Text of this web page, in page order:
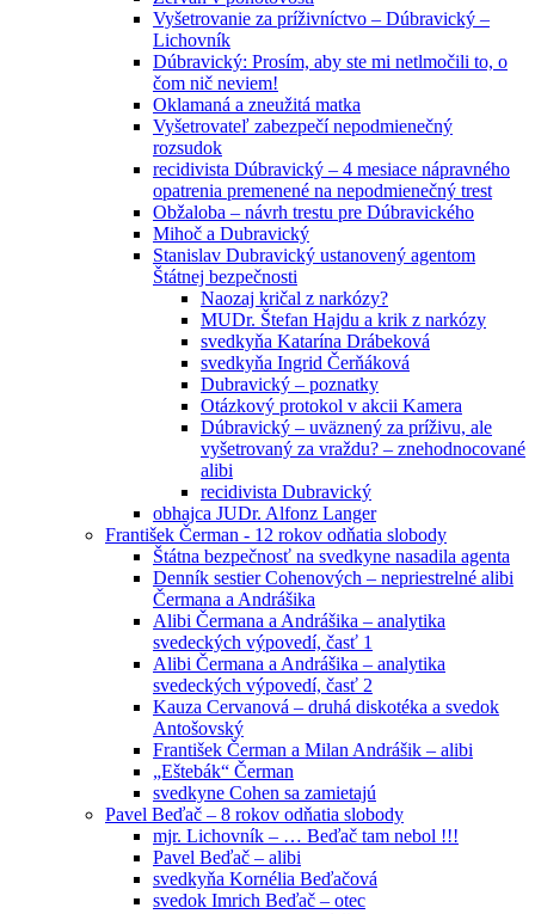
Vyšetrovanie za príživníctvo – Dúbravický –
Lichovník
Dúbravický: Prosím, aby ste mi netlmočili to, o
čom nič neviem!
Oklamaná a zneužitá matka
Vyšetrovateľ zabezpečí nepodmienečný
rozsudok
recidivista Dúbravický – 4 mesiace nápravného
opatrenia premenené na nepodmienečný trest
Obžaloba – návrh trestu pre Dúbravického
Mihoč a Dubravický
Stanislav Dubravický ustanovený agentom
Štátnej bezpečnosti
Naozaj kričal z narkózy?
MUDr. Štefan Hajdu a krik z narkózy
svedkyňa Katarína Drábeková
svedkyňa Ingrid Čerňáková
Dubravický – poznatky
Otázkový protokol v akcii Kamera
Dúbravický – uväznený za príživu, ale
vyšetrovaný za vraždu? – znehodnocované
alibi
recidivista Dubravický
obhajca JUDr. Alfonz Langer
František Čerman - 12 rokov odňatia slobody
Štátna bezpečnosť na svedkyne nasadila agenta
Denník sestier Cohenových – nepriestrelné alibi
Čermana a Andrášika
Alibi Čermana a Andrášika – analytika
svedeckých výpovedí, časť 1
Alibi Čermana a Andrášika – analytika
svedeckých výpovedí, časť 2
Kauza Cervanová – druhá diskotéka a svedok
Antošovský
František Čerman a Milan Andrášik – alibi
„Eštebák“ Čerman
svedkyne Cohen sa zamietajú
Pavel Beďač – 8 rokov odňatia slobody
mjr. Lichovník – … Beďač tam nebol !!!
Pavel Beďač – alibi
svedkyňa Kornélia Beďačová
svedok Imrich Beďač – otec